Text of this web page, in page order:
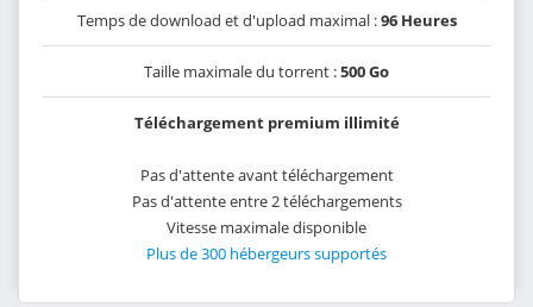
Temps de download et d'upload maximal :96 Heures
Taille maximale du torrent :500 Go
Téléchargement premium illimité
Pas d'attente avant téléchargement
Pas d'attente entre 2 téléchargements
Vitesse maximale disponible
Plus de 300 hébergeurs supportés